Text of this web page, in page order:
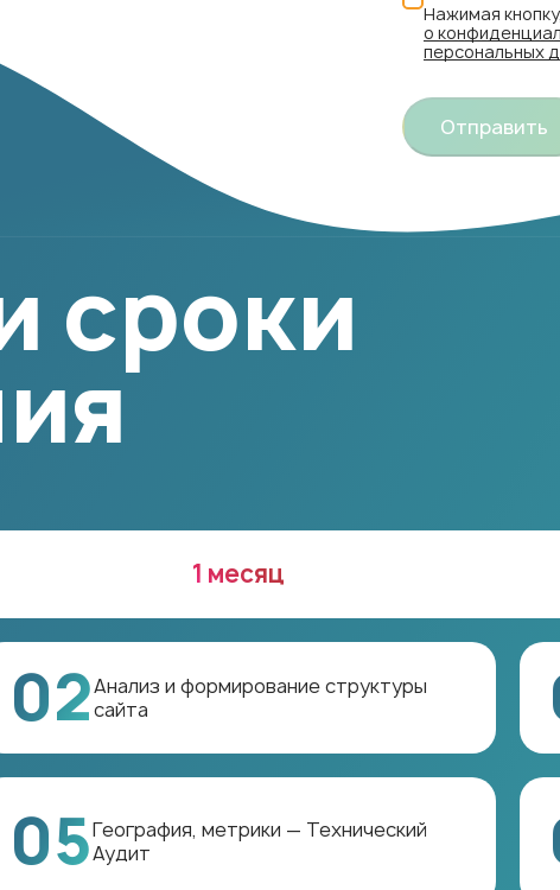
Нажимая
о
персональных
Отправить
сроки
1 месяц
02Анализ и формирование структуры
сайта
05География, метрики — Технический
Аудит